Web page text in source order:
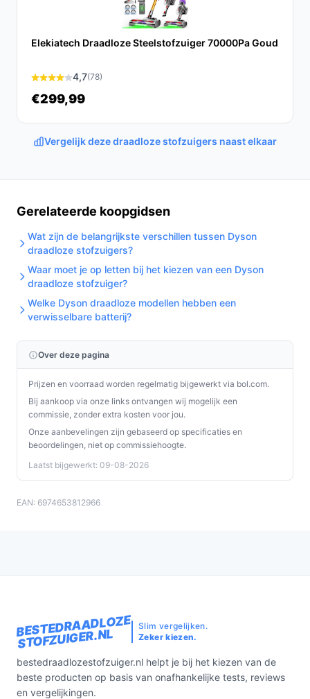
Met de Roborock F25 GT kies je voor een krachtige,
helpt om je huis met gemak schoon te houden. Deze
stofzuiger biedt niet alleen uitstekende prestaties, maar
Elekiatech Draadloze Steelstofzuiger 70000Pa Goud
4,7(78)
€299,99
Vergelijk deze draadloze stofzuigers naast elkaar
Gerelateerde koopgidsen
Wat zijn de belangrijkste verschillen tussen Dyson
draadloze stofzuigers?
Waar moet je op letten bij het kiezen van een Dyson
draadloze stofzuiger?
Welke Dyson draadloze modellen hebben een
verwisselbare batterij?
Over deze pagina
Prijzen en voorraad worden regelmatig bijgewerkt via bol.com.
Bij aankoop via onze links ontvangen wij mogelijk een
commissie, zonder extra kosten voor jou.
Onze aanbevelingen zijn gebaseerd op specificaties en
beoordelingen, niet op commissiehoogte.
Laatst bijgewerkt: 09-08-2026
EAN: 6974653812966
BESTEDRAADLOZE
STOFZUIGER.NL
Slim vergelijken.
Zeker kiezen.
bestedraadlozestofzuiger.nl helpt je bij het kiezen van de
beste producten op basis van onafhankelijke tests, reviews
en vergelijkingen.